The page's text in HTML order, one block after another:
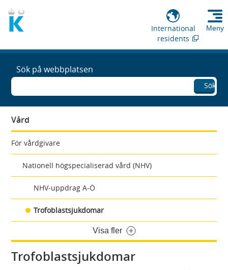
International
residents
Meny
Sök på webbplatsen
Sök
Vård
För vårdgivare
Nationell högspecialiserad vård (NHV)
NHV-uppdrag A-Ö
Trofoblastsjukdomar
Visa fler
Trofoblastsjukdomar